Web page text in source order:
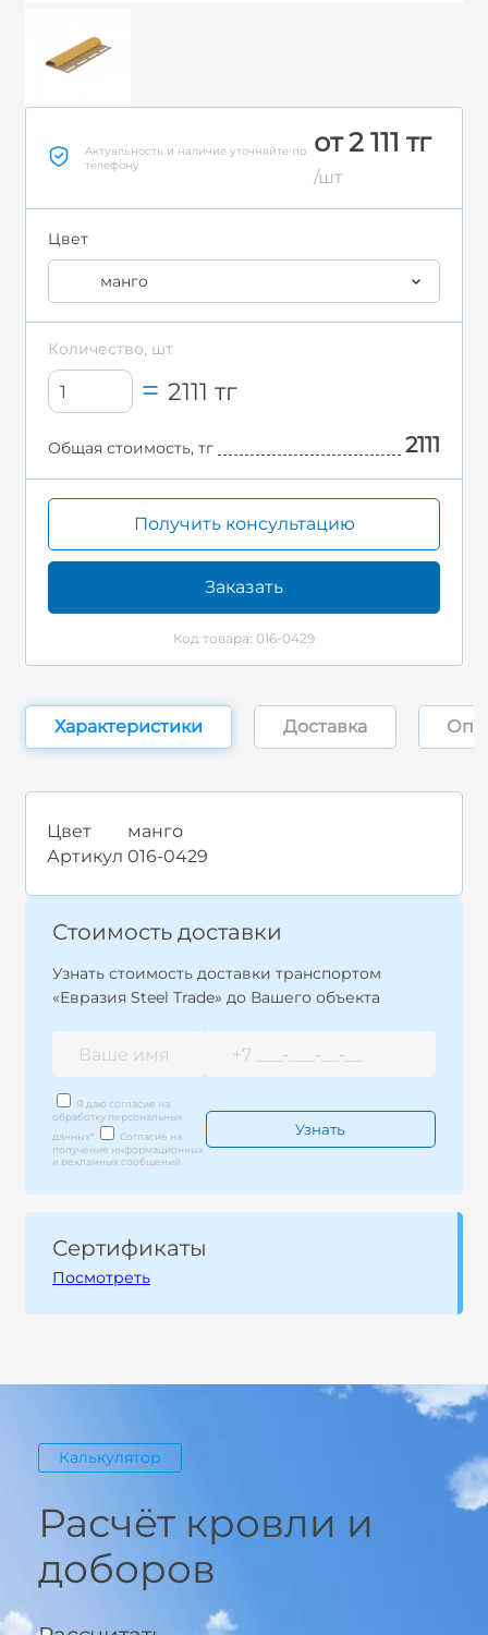
Актуальность и наличие уточняйте по
телефону
от 2 111 тг
/шт
Цвет
манго
Количество, шт
2111тг
Общая стоимость, тг 2111
Получить консультацию
Заказать
Код товара: 016-0429
Характеристики Доставка
Цвет
манго
Артикул 016-0429
Стоимость доставки
Узнать стоимость доставки транспортом
«Евразия Steel Trade» до Вашего объекта
Я даю согласие на
обработку персональных
данных*
Согласие на
получение информационных
и рекламных сообщений
Сертификаты
Посмотреть
Калькулятор
Расчёт кровли и
доборов